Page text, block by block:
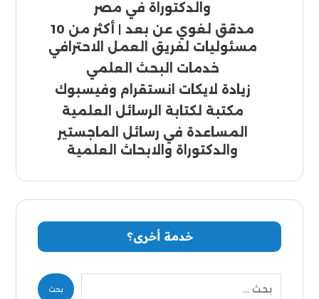
والدكتوراة في مصر
مدقق لغوي عن بعد | أكثر من 10
مسئوليات لفريق العمل الاحترافي
خدمات البحث العلمي
زيادة لايكات انستقرام وفيسبوك
مكتبة لكتابة الرسائل العلمية
المساعدة في رسائل الماجستير
والدكتوراة والابحاث العلمية
خدمة أخرى؟